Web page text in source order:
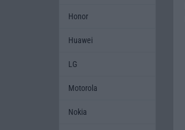
Honor
Huawei
LG
Motorola
Nokia